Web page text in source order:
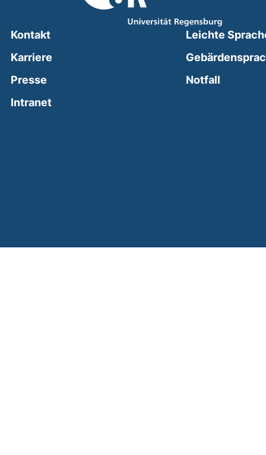
Kontakt
Karriere
Presse
Intranet(external link, opens in a new window)
Leichte
Notfall